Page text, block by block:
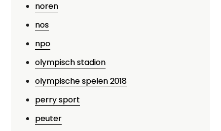
noren
nos
npo
olympisch stadion
olympische spelen 2018
perry sport
peuter